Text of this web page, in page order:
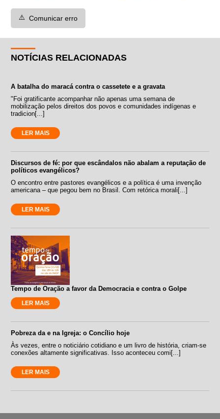
⚠️ Comunicar erro
NOTÍCIAS RELACIONADAS
A batalha do maracá contra o cassetete e a gravata
"Foi gratificante acompanhar não apenas uma semana de
mobilização pelos direitos dos povos e comunidades indígenas e
tradicion[...]
LER MAIS
Discursos de fé: por que escândalos não abalam a reputação de
políticos evangélicos?
O encontro entre pastores evangélicos e a política é uma invenção
americana – que pegou bem no Brasil. Com retórica morali[...]
LER MAIS
Tempo de Oração a favor da Democracia e contra o Golpe
LER MAIS
Pobreza da e na Igreja: o Concílio hoje
Às vezes, entre o noticiário cotidiano e um livro de história, criam-se
conexões altamente significativas. Isso aconteceu comi[...]
LER MAIS